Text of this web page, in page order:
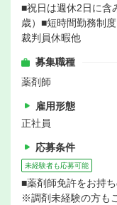
■祝日は週休2日に
歳）■短時間勤務制
裁判員休暇他
募集職種
薬剤師
雇用形態
正社員
応募条件
未経験者も応募可能
■薬剤師免許をお持
※調剤未経験の方も